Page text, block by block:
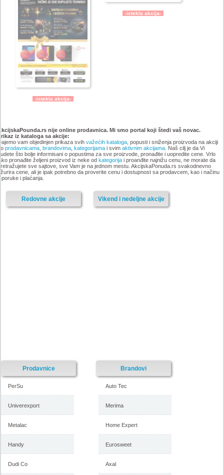
-istekla akcija-
-istekla akcija-
novembar 2018
-istekla akcija-
oktobar 2018
-istekla akcija-
nije online prodavnica. Mi smo portal koji štedi vaš novac.
iz kataloga sa akcije:
vam objedinjen prikaza svih važećih kataloga, popusti i sniženja proizvoda na akciji
prodavnicama, brandovima, kategorijamai svim aktivnim akcijama. Naš cilj je da Vi
što bolje informisani o popustima za sve proizvode, pronađite i uopredite cene. Vrlo
pronađite željeni proizvod iz neke od kategorijai proanđite najnižu cenu, ne morate da
sve sajtove, sve Vam je na jednom mestu. AkcijskaPonuda.rs svakodnevno
cene, ali je ipak potrebno da proverite cenu i dostupnost sa prodavcem, kao i načinu
i plaćanja.
Vikend i nedeljne akcije
Redovne akcije
Prodavnice
PerSu
Univerexport
Metalac
Handy
Dudi Co
Brandovi
Auto Tec
Merima
Home Expert
Eurosweet
Axal